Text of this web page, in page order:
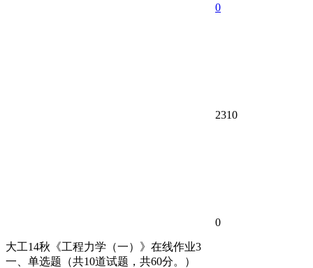
0
2310
0
大工14秋《工程力学（一）》在线作业3
一、单选题（共10道试题，共60分。）